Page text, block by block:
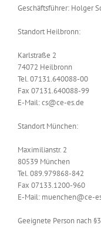
Geschäftsführer: Holger
Standort Heilbronn:
Karlstraße 2
74072 Heilbronn
Tel. 07131.640088-00
Fax 07131.640088-99
E-Mail: cs@ce-es.de
Standort München:
Maximilianstr. 2
80539 München
Tel. 089.979868-842
Fax 07133.1200-960
E-Mail: muenchen@ce-
Geeignete Person nach